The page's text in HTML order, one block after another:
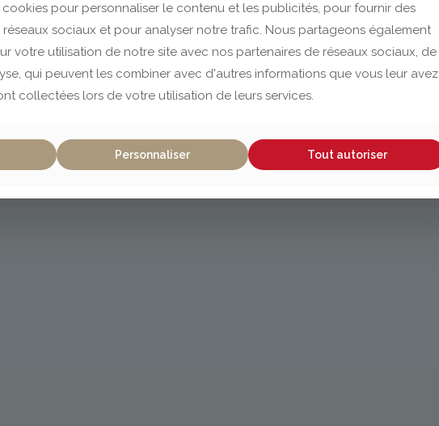
cookies pour personnaliser le contenu et les publicités, pour fournir des
sociaux et pour analyser notre trafic. Nous partageons également
votre utilisation de notre site avec nos partenaires de réseaux sociaux, de
qui peuvent les combiner avec d'autres informations que vous leur avez
collectées lors de votre utilisation de leurs services.
Personnaliser Tout autoriser